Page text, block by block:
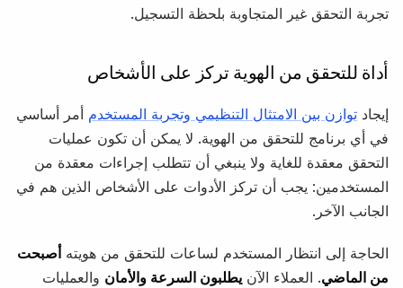
تجربة التحقق غير المتجاوبة بلحظة التسجيل.
أداة للتحقق من الهوية تركز على الأشخاص
إيجاد توازن بين الامتثال التنظيمي وتجربة المستخدم أمر أساسي
في أي برنامج للتحقق من الهوية. لا يمكن أن تكون عمليات
التحقق معقدة للغاية ولا ينبغي أن تتطلب إجراءات معقدة من
المستخدمين: يجب أن تركز الأدوات على الأشخاص الذين هم في
الجانب الآخر.
الحاجة إلى انتظار المستخدم لساعات للتحقق من هويته أصبحت
من الماضي. العملاء الآن يطلبون السرعة والأمان والعمليات